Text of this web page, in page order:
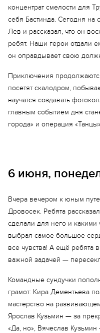
концентрат смелости для
себя Бастинда. Сегодня на
Лев и рассказал, что он
ребят. Наши герои отдали
он оправдывает свою
Приключения
посетят скалодром,
научатся создавать
главным событием дня
города» и операция
6 июня,
Вчера вечером к юным
Дровосек. Ребята
сделали для него и
выбрал самое большое
все чувства! А ещё ребята
важной задачей —
Командные сундучки
грамот: Кира Дементьева
мастерство на
Ярослав Кузьмин — за
«Да, но», Вячеслав